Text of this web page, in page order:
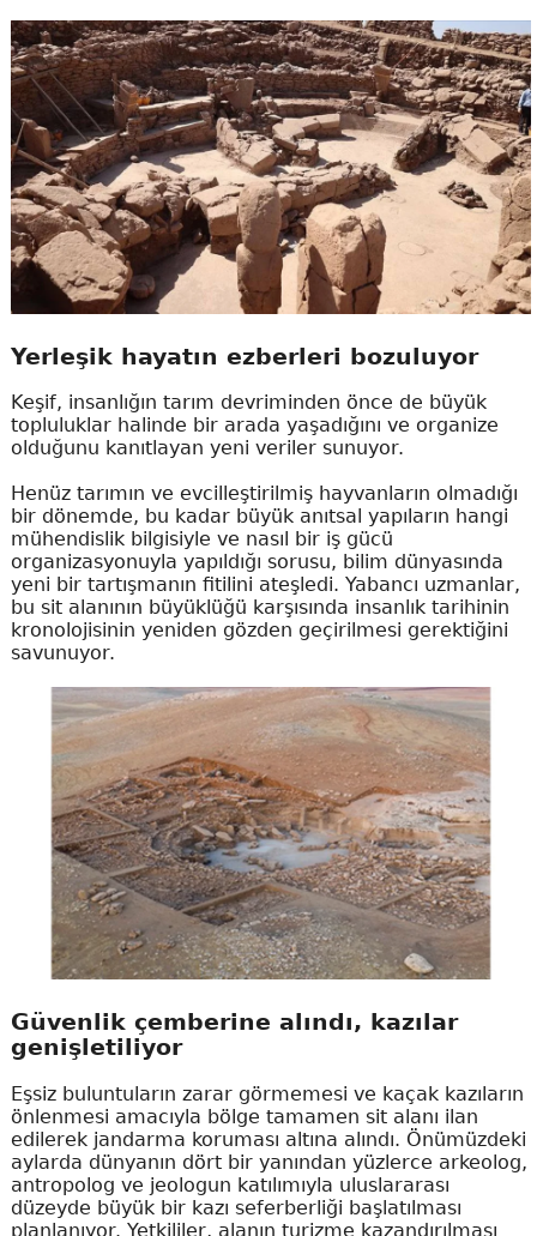
Yerleşik hayatın ezberleri bozuluyor
Keşif, insanlığın tarım devriminden önce de büyük
topluluklar halinde bir arada yaşadığını ve organize
olduğunu kanıtlayan yeni veriler sunuyor.
Henüz tarımın ve evcilleştirilmiş hayvanların olmadığı
bir dönemde, bu kadar büyük anıtsal yapıların hangi
mühendislik bilgisiyle ve nasıl bir iş gücü
organizasyonuyla yapıldığı sorusu, bilim dünyasında
yeni bir tartışmanın fitilini ateşledi. Yabancı uzmanlar,
bu sit alanının büyüklüğü karşısında insanlık tarihinin
kronolojisinin yeniden gözden geçirilmesi gerektiğini
savunuyor.
Güvenlik çemberine alındı, kazılar
genişletiliyor
Eşsiz buluntuların zarar görmemesi ve kaçak kazıların
önlenmesi amacıyla bölge tamamen sit alanı ilan
edilerek jandarma koruması altına alındı. Önümüzdeki
aylarda dünyanın dört bir yanından yüzlerce arkeolog,
antropolog ve jeologun katılımıyla uluslararası
düzeyde büyük bir kazı seferberliği başlatılması
planlanıyor. Yetkililer, alanın turizme kazandırılması